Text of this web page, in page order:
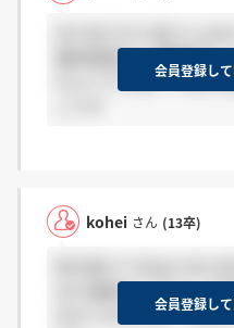
最終面接の一週間後だ
のようですねー やはり
会員登録して
kohei さん (13卒)
まだ連絡ない方もこの
分かりませんよ！ みな
会員登録して